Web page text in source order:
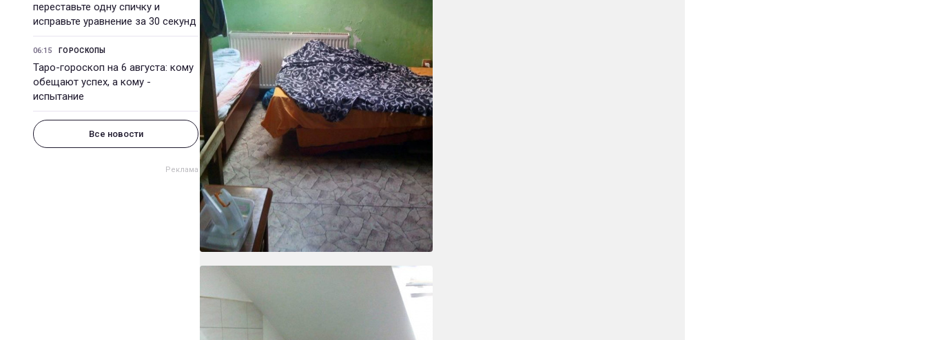
переставьте одну спичку и
исправьте уравнение за 30 секунд
06:15 ГОРОСКОПЫ
Таро-гороскоп на 6 августа: кому
обещают успех, а кому -
испытание
Все новости